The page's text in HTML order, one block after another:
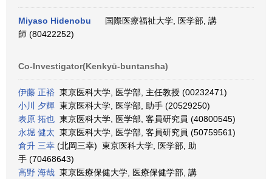
Miyaso Hidenobu
国際医療福祉大学, 医学部, 講
師 (80422252)
Co-Investigator(Kenkyū-buntansha)
伊藤 正裕 東京医科大学, 医学部, 主任教授 (00232471)
小川 夕輝 東京医科大学, 医学部, 助手 (20529250)
表原 拓也 東京医科大学, 医学部, 客員研究員 (40800545)
永堀 健太 東京医科大学, 医学部, 客員研究員 (50759561)
倉升 三幸 (北岡三幸) 東京医科大学, 医学部, 助
手 (70468643)
高野 海哉 東京医療保健大学, 医療保健学部, 講